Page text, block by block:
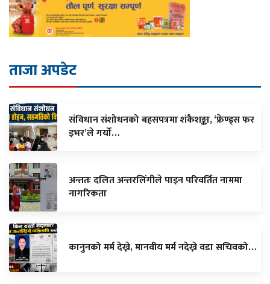
ताजा अपडेट
संविधान संशोधनको बहसपत्रमा शंकैशङ्का, ‘फ्रेण्ड्स फर
इभर’ले गर्यो…
अन्ततः दलित अन्तरलिंगीले पाइन परिवर्तित नाममा
नागरिकता
कानुनको मर्म देख्ने, मानवीय मर्म नदेख्ने वडा सचिवको…